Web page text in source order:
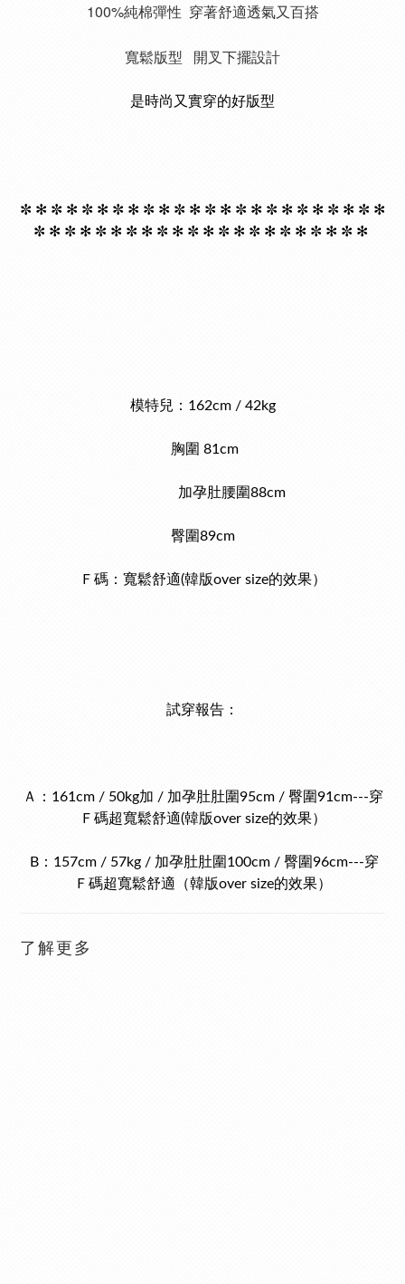
100%純棉彈性 穿著舒適透氣又百搭
寬鬆版型   開叉下擺設計
是時尚又實穿的好版型
✼ ✻ ✼ ✻ ✼ ✻ ✼ ✻ ✼ ✻ ✼ ✻ ✼ ✻ ✼ ✻ ✼ ✻ ✼ ✻ ✼ ✻ ✼ ✻
✼ ✻ ✼ ✻ ✼ ✻ ✼ ✻ ✼ ✻ ✼ ✻ ✼ ✻ ✼ ✻ ✼ ✻ ✼ ✻ ✼ ✻
模特兒：162cm / 42kg
胸圍 81cm
加孕肚腰圍88cm
臀圍89cm
Ｆ碼：寬鬆舒適(韓版over size的效果）
試穿報告：
Ａ：161cm / 50kg加 / 加孕肚肚圍95cm / 臀圍91cm---穿
Ｆ碼超寬鬆舒適(韓版over size的效果）
B：157cm / 57kg / 加孕肚肚圍100cm / 臀圍96cm---穿
Ｆ碼超寬鬆舒適（韓版over size的效果）
了解更多